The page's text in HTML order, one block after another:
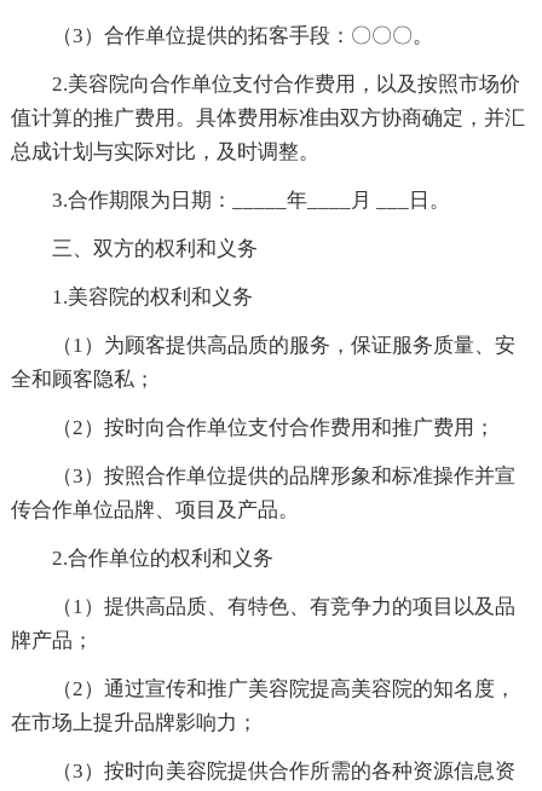
（3）合作单位提供的拓客手段：〇〇〇。
2.美容院向合作单位支付合作费用，以及按照市场价
值计算的推广费用。具体费用标准由双方协商确定，并汇
总成计划与实际对比，及时调整。
3.合作期限为日期：_____年____月 ___日。
三、双方的权利和义务
1.美容院的权利和义务
（1）为顾客提供高品质的服务，保证服务质量、安
全和顾客隐私；
（2）按时向合作单位支付合作费用和推广费用；
（3）按照合作单位提供的品牌形象和标准操作并宣
传合作单位品牌、项目及产品。
2.合作单位的权利和义务
（1）提供高品质、有特色、有竞争力的项目以及品
牌产品；
（2）通过宣传和推广美容院提高美容院的知名度，
在市场上提升品牌影响力；
（3）按时向美容院提供合作所需的各种资源信息资